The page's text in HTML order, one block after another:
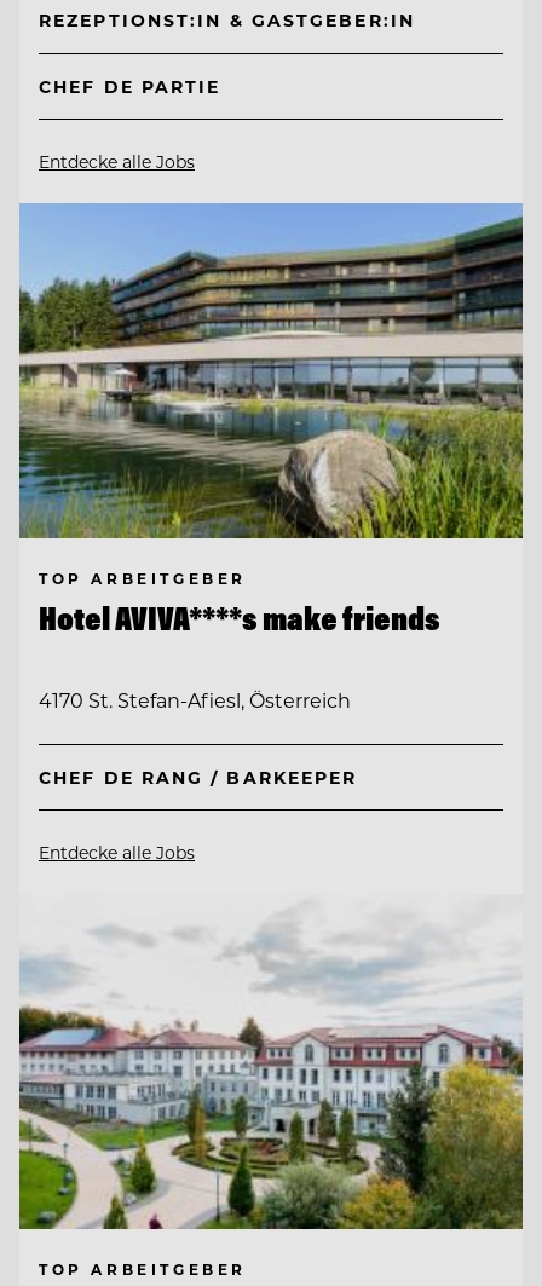
REZEPTIONST:IN & GASTGEBER:IN
CHEF DE PARTIE
Entdecke alle Jobs
TOP ARBEITGEBER
Hotel AVIVA****s make friends
4170 St. Stefan-Afiesl, Österreich
CHEF DE RANG / BARKEEPER
Entdecke alle Jobs
TOP ARBEITGEBER